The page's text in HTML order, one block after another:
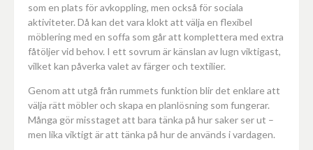
som en plats för avkoppling, men också för sociala
aktiviteter. Då kan det vara klokt att välja en flexibel
möblering med en soffa som går att komplettera med extra
fåtöljer vid behov. I ett sovrum är känslan av lugn viktigast,
vilket kan påverka valet av färger och textilier.
Genom att utgå från rummets funktion blir det enklare att
välja rätt möbler och skapa en planlösning som fungerar.
Många gör misstaget att bara tänka på hur saker ser ut –
men lika viktigt är att tänka på hur de används i vardagen.